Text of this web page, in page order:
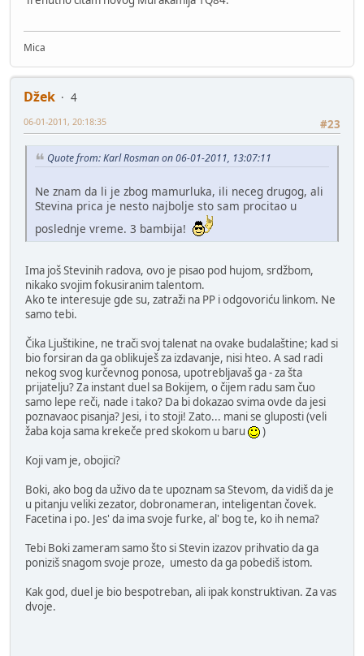
Mica
Džek
4
#23
06-01-2011, 20:18:35
Quote from: Karl Rosman on 06-01-2011, 13:07:11
Ne znam da li je zbog mamurluka, ili neceg drugog, ali
Stevina prica je nesto najbolje sto sam procitao u
poslednje vreme. 3 bambija!
Ima još Stevinih radova, ovo je pisao pod hujom, srdžbom,
nikako svojim fokusiranim talentom.
Ako te interesuje gde su, zatraži na PP i odgovoriću linkom. Ne
samo tebi.
Čika Ljuštikine, ne trači svoj talenat na ovake budalaštine; kad si
bio forsiran da ga oblikuješ za izdavanje, nisi hteo. A sad radi
nekog svog kurčevnog ponosa, upotrebljavaš ga - za šta
prijatelju? Za instant duel sa Bokijem, o čijem radu sam čuo
samo lepe reči, nade i tako? Da bi dokazao svima ovde da jesi
poznavaoc pisanja? Jesi, i to stoji! Zato... mani se gluposti (veli
žaba koja sama krekeče pred skokom u baru
)
Koji vam je, obojici?
Boki, ako bog da uživo da te upoznam sa Stevom, da vidiš da je
u pitanju veliki zezator, dobronameran, inteligentan čovek.
Facetina i po. Jes' da ima svoje furke, al' bog te, ko ih nema?
Tebi Boki zameram samo što si Stevin izazov prihvatio da ga
poniziš snagom svoje proze, umesto da ga pobediš istom.
Kak god, duel je bio bespotreban, ali ipak konstruktivan. Za vas
dvoje.